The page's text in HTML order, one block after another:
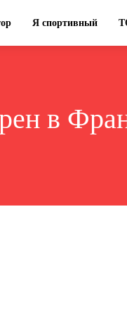
Я спортивный
в